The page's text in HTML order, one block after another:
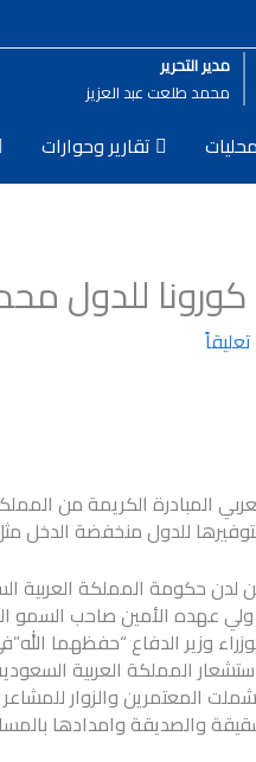
مدير التحرير
محمد طلعت عبد العزيز
محليات تقارير وحوارات
للدول
المبادرة الكريمة من
حكومة المملكة العربية
عهده الأمين صاحب السمو
وزير الدفاع “حفظهما
المملكة العربية
المعتمرين والزوار
والصديقة وامدادها